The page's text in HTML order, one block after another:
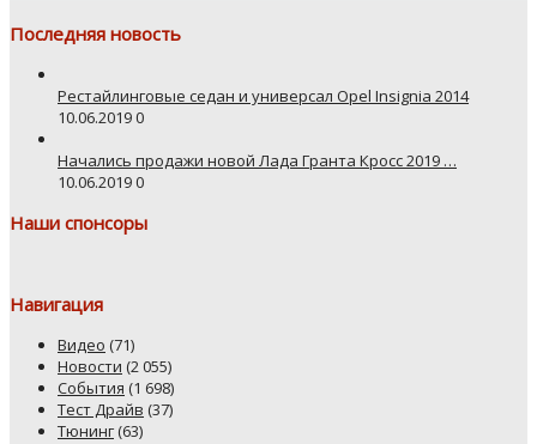
Последняя новость
Рестайлинговые седан и универсал Opel Insignia 2014
10.06.20190
Начались продажи новой Лада Гранта Кросс 2019 …
10.06.20190
Наши спонсоры
Навигация
Видео (71)
Новости (2 055)
События (1 698)
Тест Драйв (37)
Тюнинг (63)